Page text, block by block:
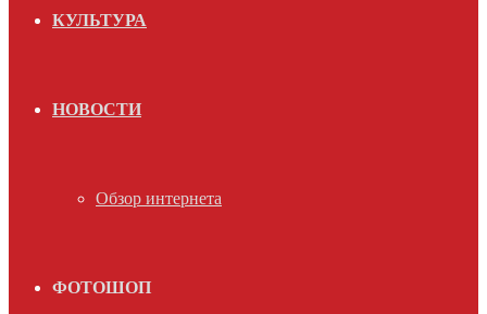
КУЛЬТУРА
НОВОСТИ
Обзор интернета
ФОТОШОП